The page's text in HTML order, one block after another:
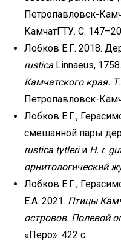
Петропавловск-
КамчатГТУ. С.
Лобков Е.Г. 2018.
rustica Linnaeus,
Камчатского края.
Петропавловск-
Лобков Е.Г.,
смешанной пары
rustica tytleriи H. r.
орнитологический
Лобков Е.Г.,
Е.А. 2021. Птицы
островов. Полевой
«Перо». 422 с.